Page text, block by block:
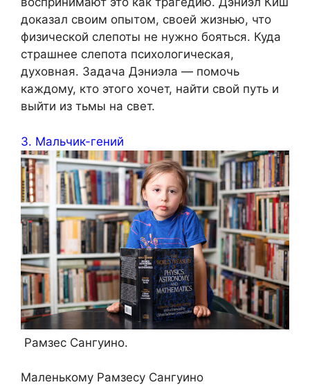
доказал своим опытом, своей жизнью, что
физической слепоты не нужно бояться. Куда
страшнее слепота психологическая,
духовная. Задача Дэниэла — помочь
каждому, кто этого хочет, найти свой путь и
выйти из тьмы на свет.
3. Мальчик-гений
Рамзес Сангуино.
Маленькому Рамзесу Сангуино